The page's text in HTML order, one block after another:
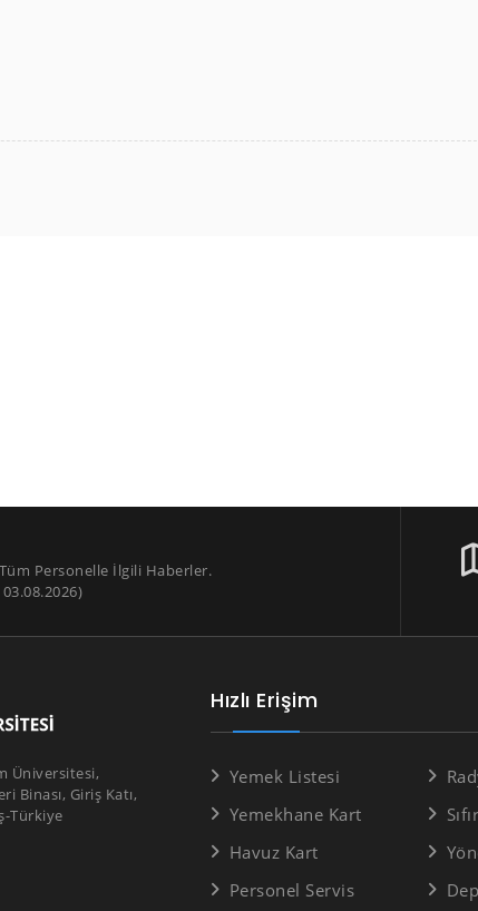
Personelle İlgili Haberler.
Üniversitesi,
Binası, Giriş Katı,
Türkiye
Hızlı Erişim
Yemek Listesi
Yemekhane Kart
Havuz Kart
Personel Servis